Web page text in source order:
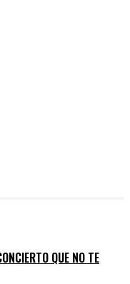
QUE NO TE